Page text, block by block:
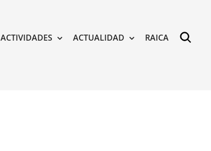
ACTIVIDADES ACTUALIDAD RAICA